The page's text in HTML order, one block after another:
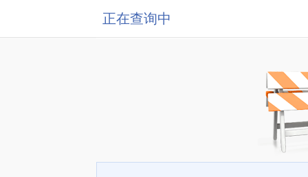
正在查询中